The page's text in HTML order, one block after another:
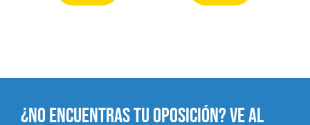
¿NO ENCUENTRAS TU OPOSICIÓN? VE AL